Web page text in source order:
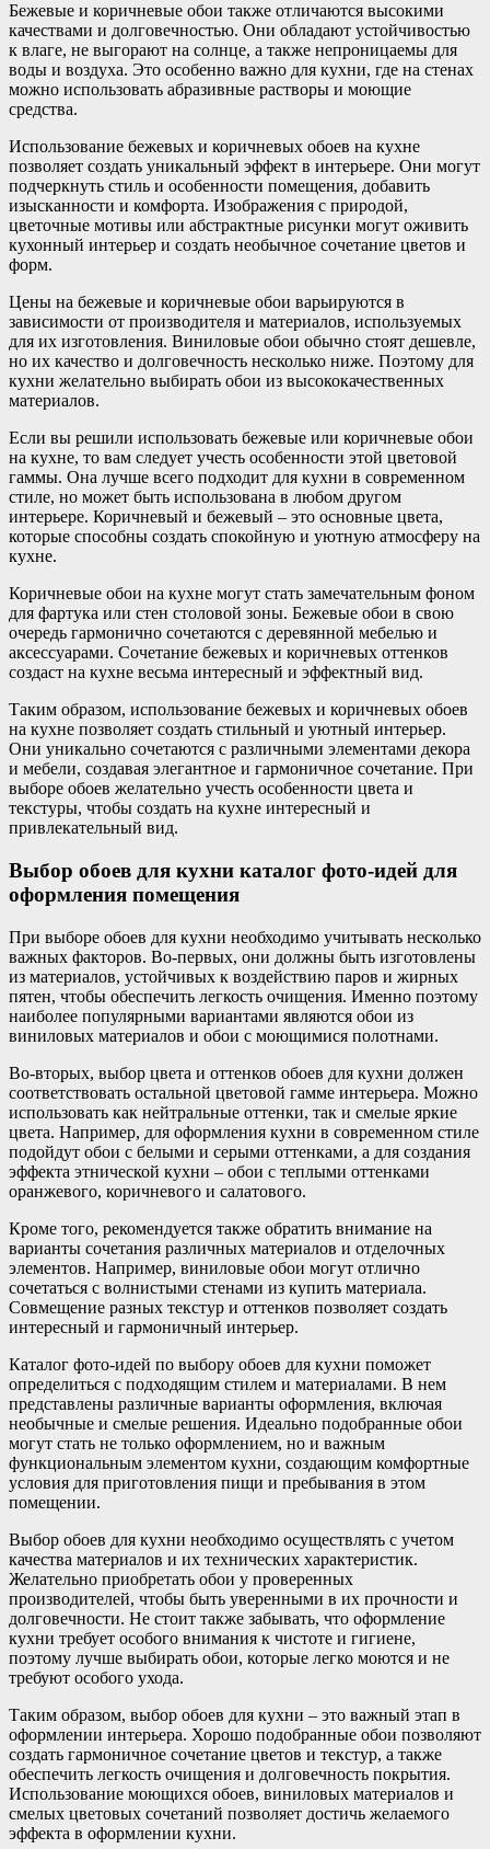
Бежевые и коричневые обои также отличаются высокими
качествами и долговечностью. Они обладают устойчивостью
к влаге, не выгорают на солнце, а также непроницаемы для
воды и воздуха. Это особенно важно для кухни, где на стенах
можно использовать абразивные растворы и моющие
средства.
Использование бежевых и коричневых обоев на кухне
позволяет создать уникальный эффект в интерьере. Они могут
подчеркнуть стиль и особенности помещения, добавить
изысканности и комфорта. Изображения с природой,
цветочные мотивы или абстрактные рисунки могут оживить
кухонный интерьер и создать необычное сочетание цветов и
форм.
Цены на бежевые и коричневые обои варьируются в
зависимости от производителя и материалов, используемых
для их изготовления. Виниловые обои обычно стоят дешевле,
но их качество и долговечность несколько ниже. Поэтому для
кухни желательно выбирать обои из высококачественных
материалов.
Если вы решили использовать бежевые или коричневые обои
на кухне, то вам следует учесть особенности этой цветовой
гаммы. Она лучше всего подходит для кухни в современном
стиле, но может быть использована в любом другом
интерьере. Коричневый и бежевый – это основные цвета,
которые способны создать спокойную и уютную атмосферу на
кухне.
Коричневые обои на кухне могут стать замечательным фоном
для фартука или стен столовой зоны. Бежевые обои в свою
очередь гармонично сочетаются с деревянной мебелью и
аксессуарами. Сочетание бежевых и коричневых оттенков
создаст на кухне весьма интересный и эффектный вид.
Таким образом, использование бежевых и коричневых обоев
на кухне позволяет создать стильный и уютный интерьер.
Они уникально сочетаются с различными элементами декора
и мебели, создавая элегантное и гармоничное сочетание. При
выборе обоев желательно учесть особенности цвета и
текстуры, чтобы создать на кухне интересный и
привлекательный вид.
Выбор обоев для кухни каталог фото-идей для
оформления помещения
При выборе обоев для кухни необходимо учитывать несколько
важных факторов. Во-первых, они должны быть изготовлены
из материалов, устойчивых к воздействию паров и жирных
пятен, чтобы обеспечить легкость очищения. Именно поэтому
наиболее популярными вариантами являются обои из
виниловых материалов и обои с моющимися полотнами.
Во-вторых, выбор цвета и оттенков обоев для кухни должен
соответствовать остальной цветовой гамме интерьера. Можно
использовать как нейтральные оттенки, так и смелые яркие
цвета. Например, для оформления кухни в современном стиле
подойдут обои с белыми и серыми оттенками, а для создания
эффекта этнической кухни – обои с теплыми оттенками
оранжевого, коричневого и салатового.
Кроме того, рекомендуется также обратить внимание на
варианты сочетания различных материалов и отделочных
элементов. Например, виниловые обои могут отлично
сочетаться с волнистыми стенами из купить материала.
Совмещение разных текстур и оттенков позволяет создать
интересный и гармоничный интерьер.
Каталог фото-идей по выбору обоев для кухни поможет
определиться с подходящим стилем и материалами. В нем
представлены различные варианты оформления, включая
необычные и смелые решения. Идеально подобранные обои
могут стать не только оформлением, но и важным
функциональным элементом кухни, создающим комфортные
условия для приготовления пищи и пребывания в этом
помещении.
Выбор обоев для кухни необходимо осуществлять с учетом
качества материалов и их технических характеристик.
Желательно приобретать обои у проверенных
производителей, чтобы быть уверенными в их прочности и
долговечности. Не стоит также забывать, что оформление
кухни требует особого внимания к чистоте и гигиене,
поэтому лучше выбирать обои, которые легко моются и не
требуют особого ухода.
Таким образом, выбор обоев для кухни – это важный этап в
оформлении интерьера. Хорошо подобранные обои позволяют
создать гармоничное сочетание цветов и текстур, а также
обеспечить легкость очищения и долговечность покрытия.
Использование моющихся обоев, виниловых материалов и
смелых цветовых сочетаний позволяет достичь желаемого
эффекта в оформлении кухни.